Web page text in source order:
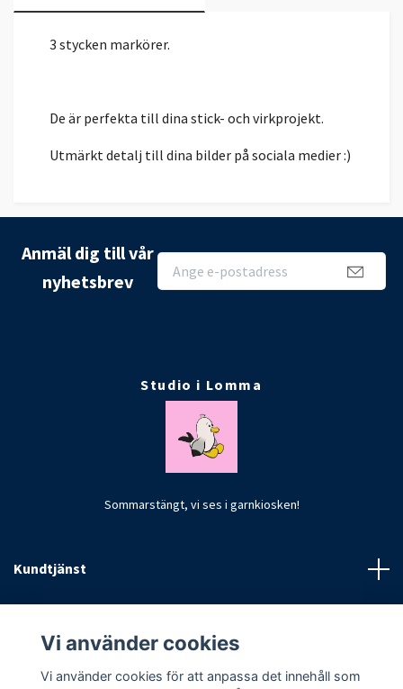
3 stycken markörer.
De är perfekta till dina stick- och virkprojekt.
Utmärkt detalj till dina bilder på sociala medier :)
Anmäl dig till vår
nyhetsbrev
Studio i Lomma
Sommarstängt, vi ses i garnkiosken!
Kundtjänst
Vi använder cookies
Vi använder cookies för att anpassa det innehåll som